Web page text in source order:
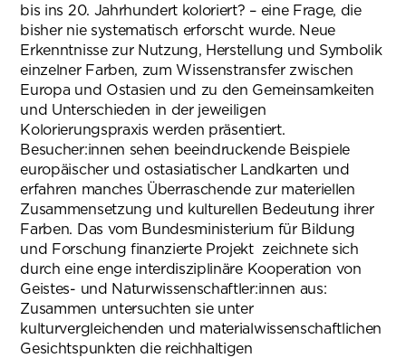
bis ins 20. Jahrhundert koloriert? – eine Frage, die
bisher nie systematisch erforscht wurde. Neue
Erkenntnisse zur Nutzung, Herstellung und Symbolik
einzelner Farben, zum Wissenstransfer zwischen
Europa und Ostasien und zu den Gemeinsamkeiten
und Unterschieden in der jeweiligen
Kolorierungspraxis werden präsentiert.
Besucher:innen sehen beeindruckende Beispiele
europäischer und ostasiatischer Landkarten und
erfahren manches Überraschende zur materiellen
Zusammensetzung und kulturellen Bedeutung ihrer
Farben. Das vom Bundesministerium für Bildung
und Forschung finanzierte Projekt zeichnete sich
durch eine enge interdisziplinäre Kooperation von
Geistes- und Naturwissenschaftler:innen aus:
Zusammen untersuchten sie unter
kulturvergleichenden und materialwissenschaftlichen
Gesichtspunkten die reichhaltigen